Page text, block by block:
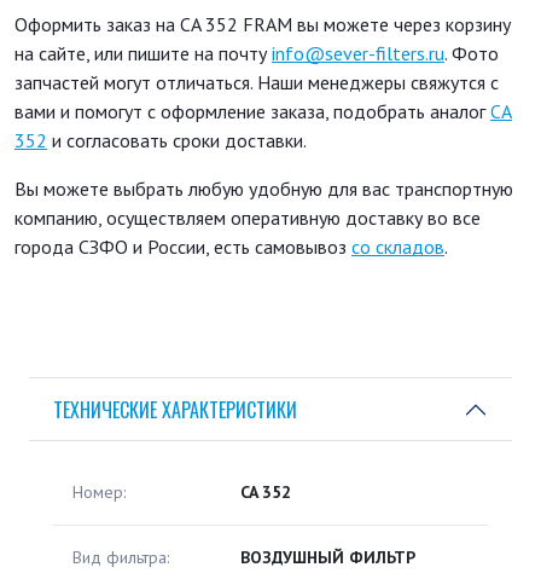
Оформить заказ на CA 352 FRAM вы можете через корзину
на сайте, или пишите на почтуinfo@sever-filters.ru. Фото
запчастей могут отличаться. Наши менеджеры свяжутся с
вами и помогут с оформление заказа, подобрать аналогCA
352 и согласовать сроки доставки.
Вы можете выбрать любую удобную для вас транспортную
компанию, осуществляем оперативную доставку во все
города СЗФО и России, есть самовывоз со складов.
ТЕХНИЧЕСКИЕ ХАРАКТЕРИСТИКИ
Номер: CA 352
Вид фильтра: ВОЗДУШНЫЙ ФИЛЬТР